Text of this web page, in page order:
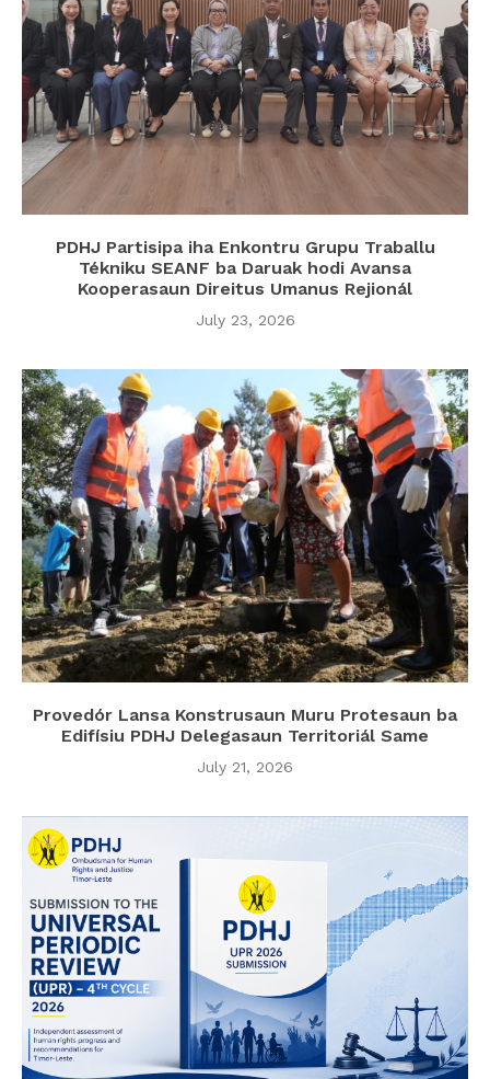
PDHJ Partisipa iha Enkontru Grupu Traballu
Tékniku SEANF ba Daruak hodi Avansa
Kooperasaun Direitus Umanus Rejionál
July 23, 2026
Provedór Lansa Konstrusaun Muru Protesaun ba
Edifísiu PDHJ Delegasaun Territoriál Same
July 21, 2026